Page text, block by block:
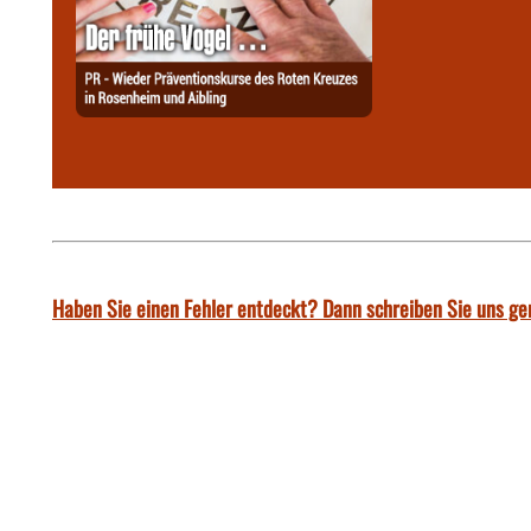
Haben Sie einen Fehler entdeckt? Dann schreiben Sie uns